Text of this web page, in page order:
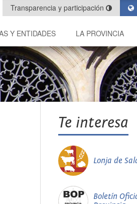
Transparencia y participación
Y ENTIDADES LA PROVINCIA
Te interesa
Lonja de
Boletín